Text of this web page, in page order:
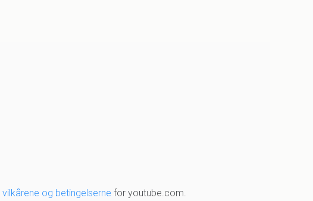
vilkårene og betingelserne for youtube.com.